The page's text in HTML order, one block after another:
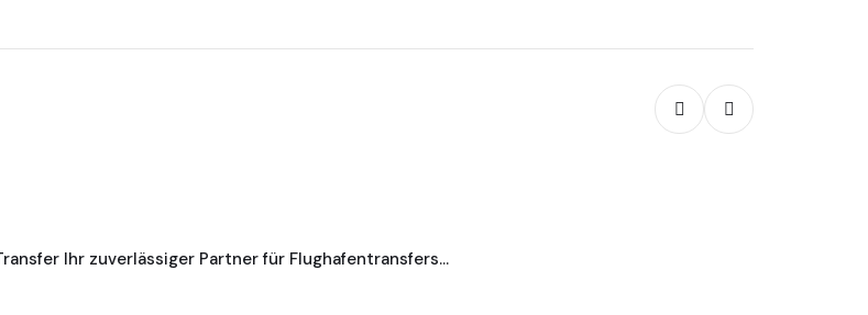
Ihr zuverlässiger Partner für Flughafentransfers…